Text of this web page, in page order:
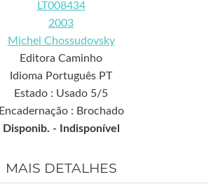
LT008434
2003
Michel Chossudovsky
Editora Caminho
Idioma Português PT
Estado : Usado 5/5
Encadernação : Brochado
Disponib. -
Indisponível
MAIS DETALHES